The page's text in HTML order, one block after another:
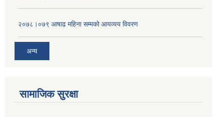
२०७८।०७९ आषाढ महिना सम्मको आयव्यय विवरण
अन्य
सामाजिक सुरक्षा